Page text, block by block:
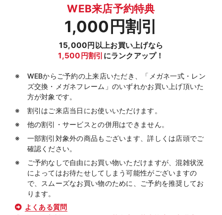
WEB来店予約特典
1,000円割引
15,000円以上お買い上げなら
1,500円割引 にランクアップ！
WEBからご予約の上来店いただき、「メガネ一式・レン
ズ交換・メガネフレーム」のいずれかお買い上げ頂いた
方が対象です。
割引はご来店当日にお使いいただけます。
他の割引・サービスとの併用はできません。
一部割引対象外の商品もございます、詳しくは店頭でご
確認ください。
ご予約なしで自由にお買い物いただけますが、混雑状況
によってはお待たせしてしまう可能性がございますの
で、スムーズなお買い物のために、ご予約を推奨してお
ります。
よくある質問